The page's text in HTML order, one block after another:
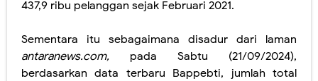
437,9 ribu pelanggan sejak Februari 2021.
Sementara itu sebagaimana disadur dari laman
antaranews.com, pada Sabtu (21/09/2024),
berdasarkan data terbaru Bappebti, jumlah total